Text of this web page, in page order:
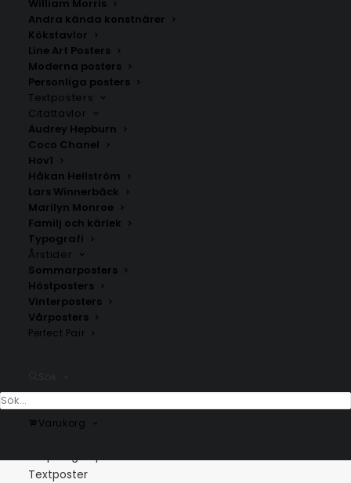
William Morris
Andra kända konstnärer
Kökstavlor
Line Art Posters
Moderna posters
Personliga posters
Textposters
Citattavlor
Audrey Hepburn
Coco Chanel
Hov1
Håkan Hellström
Lars Winnerbäck
Marilyn Monroe
Familj och kärlek
Typografi
Årstider
Sommarposters
Höstposters
Vinterposters
Vårposters
Perfect Pair
Varukorg
touch i din inredning. Utforska våra kategorier och
skapa din egen stil med våra posters idag. Med snabb
leverans och prisvärda alternativ är vi din ultimata
destination för att förvandla ditt utrymme till något
Populära kategorier
Stjärnkarta
Konstmotiv
Textposter